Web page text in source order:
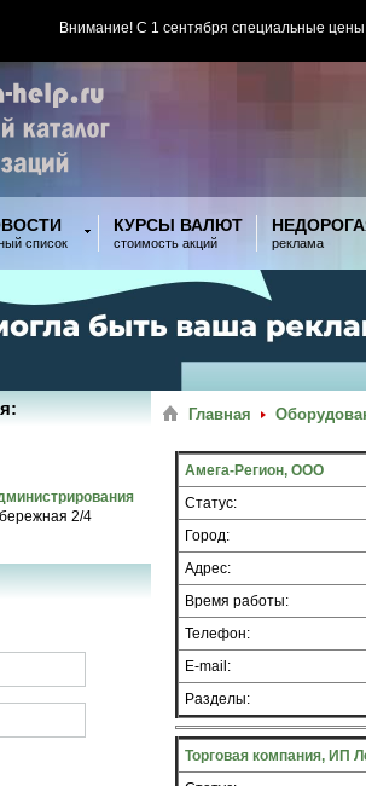
Внимание! С 1 сентября специальные
список
КУРСЫ ВАЛЮТ
стоимость акций реклама
Главная
Амега-Регион, ООО
Статус:
Город:
Адрес:
Время работы:
Телефон:
E-mail:
Разделы:
Торговая компания, ИП
2/4